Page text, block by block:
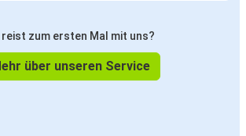
reist zum ersten Mal mit uns?
über unseren Service